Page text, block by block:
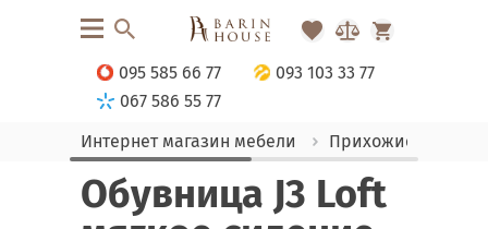
095 585 66 77
093 103 33 77
067 586 55 77
Интернет магазин мебели
Прихожие
Обувница J3 Loft